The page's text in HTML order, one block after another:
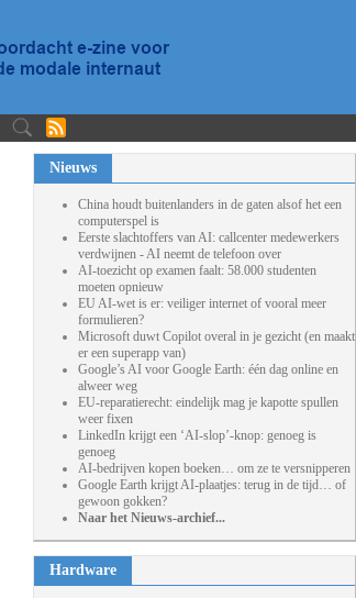
Nieuws
China houdt buitenlanders in de gaten alsof het een
computerspel is
Eerste slachtoffers van AI: callcenter medewerkers
verdwijnen - AI neemt de telefoon over
AI-toezicht op examen faalt: 58.000 studenten
moeten opnieuw
EU AI-wet is er: veiliger internet of vooral meer
formulieren?
Microsoft duwt Copilot overal in je gezicht (en maakt
er een superapp van)
Google’s AI voor Google Earth: één dag online en
alweer weg
EU-reparatierecht: eindelijk mag je kapotte spullen
weer fixen
LinkedIn krijgt een ‘AI-slop’-knop: genoeg is
genoeg
AI-bedrijven kopen boeken… om ze te versnipperen
Google Earth krijgt AI-plaatjes: terug in de tijd… of
gewoon gokken?
Naar het Nieuws-archief...
Hardware